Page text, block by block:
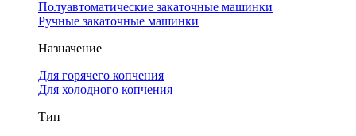
Полуавтоматические закаточные машинки
Ручные закаточные машинки
Назначение
Для горячего копчения
Для холодного копчения
Тип